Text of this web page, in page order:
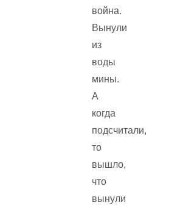
война.
Вынули
из
воды
мины.
А
когда
подсчитали,
то
вышло,
что
вынули